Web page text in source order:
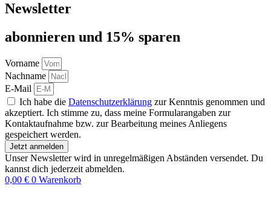
Newsletter
abon­nie­ren und 15% sparen
Vorname
Nachname
E-Mail
Ich habe die Datenschutzerklärung zur Kenntnis genommen und
akzeptiert. Ich stimme zu, dass meine Formularangaben zur
Kontaktaufnahme bzw. zur Bearbeitung meines Anliegens
gespeichert werden.
Jetzt anmelden
Unser Newsletter wird in unregelmäßigen Abständen versendet. Du
kannst dich jederzeit abmelden.
0,00 € 0 Warenkorb